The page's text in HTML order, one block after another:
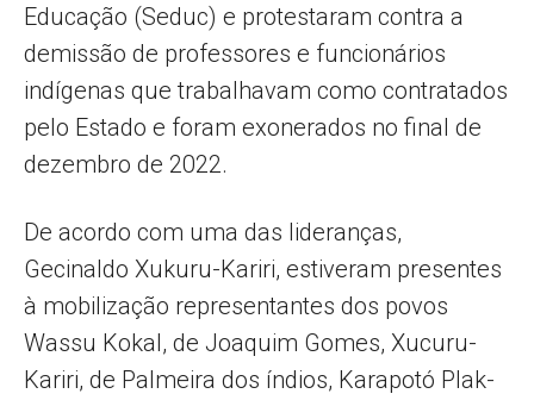
Educação (Seduc) e protestaram contra a
demissão de professores e funcionários
indígenas que trabalhavam como contratados
pelo Estado e foram exonerados no final de
dezembro de 2022.
De acordo com uma das lideranças,
Gecinaldo Xukuru-Kariri, estiveram presentes
à mobilização representantes dos povos
Wassu Kokal, de Joaquim Gomes, Xucuru-
Kariri, de Palmeira dos índios, Karapotó Plak-